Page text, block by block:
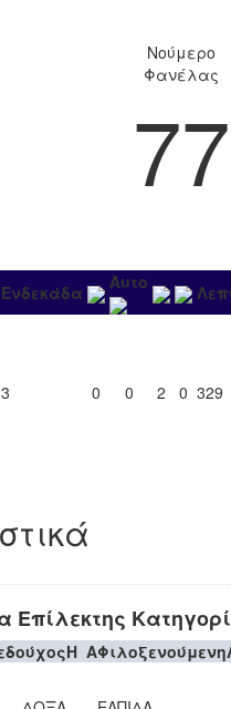
Νούμερο
Φανέλας
77
Ενδεκάδα Αυτο
3 0 0 2 0 329
Επίλεκτης
H AΦιλοξενούμενη